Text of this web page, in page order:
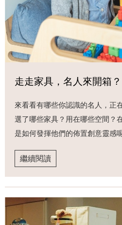
走走家具，名人來開箱？
來看看有哪些你認識的名人，正
選了哪些家具？用在哪些空間？
是如何發揮他們的佈置創意靈感
繼續閱讀